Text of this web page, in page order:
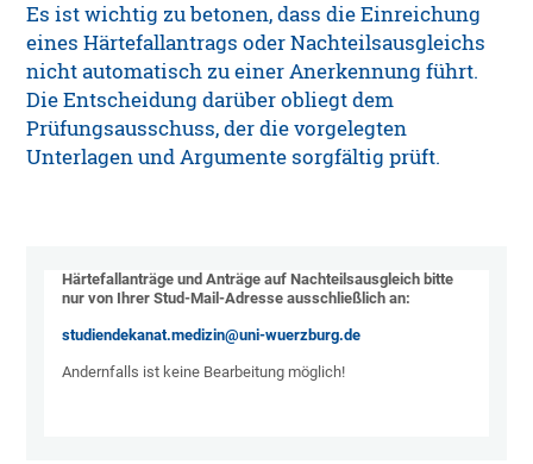
Es ist wichtig zu betonen, dass die Einreichung
eines Härtefallantrags oder Nachteilsausgleichs
nicht automatisch zu einer Anerkennung führt.
Die Entscheidung darüber obliegt dem
Prüfungsausschuss, der die vorgelegten
Unterlagen und Argumente sorgfältig prüft.
Härtefallanträge und Anträge auf Nachteilsausgleich bitte
nur von Ihrer Stud-Mail-Adresse ausschließlich an:
studiendekanat.medizin@uni-wuerzburg.de
Andernfalls ist keine Bearbeitung möglich!